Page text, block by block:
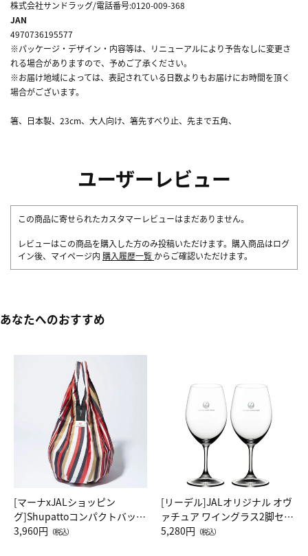
株式会社サンドラッグ/電話番号:0120-009-368
JAN
4970736195577
※パッケージ・デザイン・内容等は、リニューアルにより予告なしに変更さ
れる場合がありますので、予めご了承ください。
※お届け地域によっては、表記されている日数よりもお届けにお時間を頂く
場合がございます。
箸、日本製、23cm、大人向け、箸先すべり止、先まで五角、
ユーザーレビュー
この商品に寄せられたカスタマーレビューはまだありません。
レビューはこの商品を購入した方のみ投稿いただけます。購入商品はログ
イン後、マイページ内 購入履歴一覧 からご確認いただけます。
あなたへのおすすめ
[マーナxJALショッピン
グ]Shupattoコンパクトバッグ
Drop JAL客室乗務員（LC）ス
3,960円 （税込）
[リーデル]JALオリジナル オヴ
ァチュア ワイングラス2脚セッ
ト（レッドワイン）
5,280円 （税込）